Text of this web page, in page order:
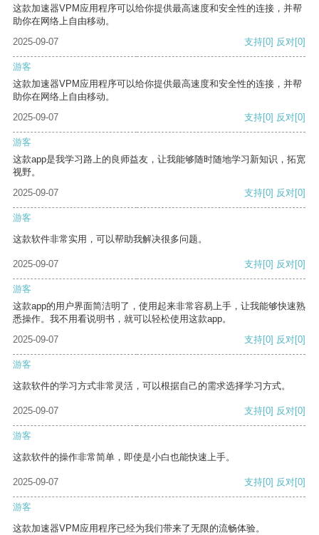
这款加速器VPM应用程序可以给你提供最高速度和安全性的连接，并帮
助你在网络上自由移动。
2025-09-07
支持[0] 反对[0]
游客
这款加速器VPM应用程序可以给你提供最高速度和安全性的连接，并帮
助你在网络上自由移动。
2025-09-07
支持[0] 反对[0]
游客
这款app是我学习路上的良师益友，让我能够随时随地学习新知识，拓宽
视野。
2025-09-07
支持[0] 反对[0]
游客
这款软件非常实用，可以帮助我解决很多问题。
2025-09-07 支持[0] 反对[0]
游客
这款app的用户界面简洁明了，使用起来非常容易上手，让我能够快速熟
悉操作。我不用看说明书，就可以轻松使用这款app。
2025-09-07
支持[0] 反对[0]
游客
这款软件的学习方式非常灵活，可以根据自己的需求选择学习方式。
2025-09-07 支持[0] 反对[0]
游客
这款软件的操作非常简单，即使是小白也能快速上手。
2025-09-07 支持[0] 反对[0]
游客
这款加速器VPM应用程序已经为我们带来了无限的流畅体验。